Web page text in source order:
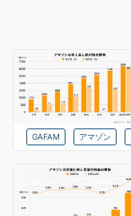
GAFAM アマゾン